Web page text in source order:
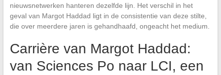
nieuwsnetwerken hanteren dezelfde lijn. Het verschil in het
geval van Margot Haddad ligt in de consistentie van deze stilte,
die over meerdere jaren is gehandhaafd, ongeacht het medium.
Carrière van Margot Haddad:
van Sciences Po naar LCI, een